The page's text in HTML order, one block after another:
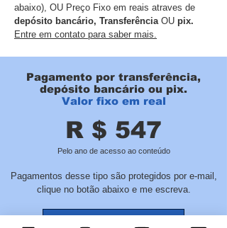
abaixo), OU Preço Fixo em reais atraves de
depósito bancário, TransferênciaOU pix.
Entre em contato para saber mais.
Pagamento por transferência,
depósito bancário ou pix.
Valor fixo em real
R $ 547
Pelo ano de acesso ao conteúdo
Pagamentos desse tipo são protegidos por e-mail,
clique no botão abaixo e me escreva.
CONTATO